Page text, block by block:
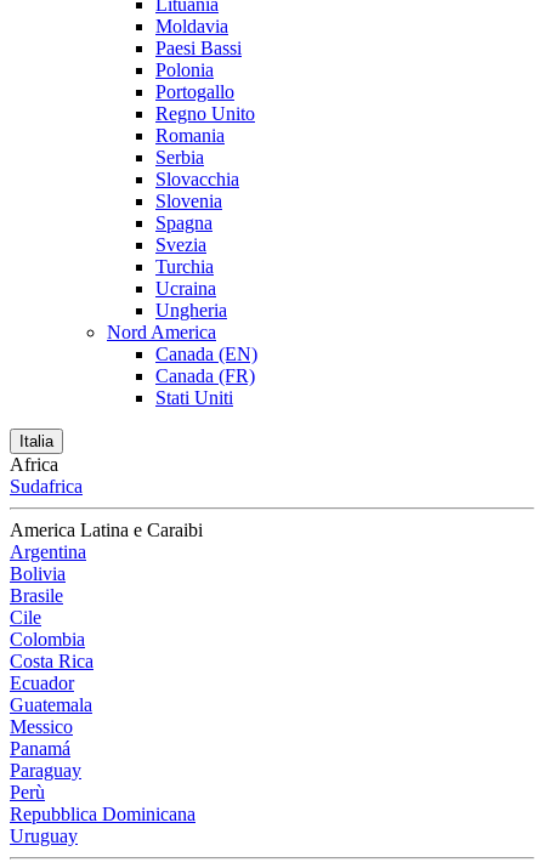
Lituania
Moldavia
Paesi Bassi
Polonia
Portogallo
Regno Unito
Romania
Serbia
Slovacchia
Slovenia
Spagna
Svezia
Turchia
Ucraina
Ungheria
Nord America
Canada (EN)
Canada (FR)
Stati Uniti
Italia
Africa
Sudafrica
America Latina e Caraibi
Argentina
Bolivia
Brasile
Cile
Colombia
Costa Rica
Ecuador
Guatemala
Messico
Panamá
Paraguay
Perù
Repubblica Dominicana
Uruguay